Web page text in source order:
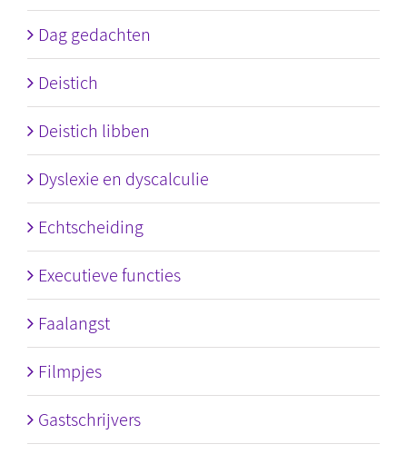
Dag gedachten
Deistich
Deistich libben
Dyslexie en dyscalculie
Echtscheiding
Executieve functies
Faalangst
Filmpjes
Gastschrijvers